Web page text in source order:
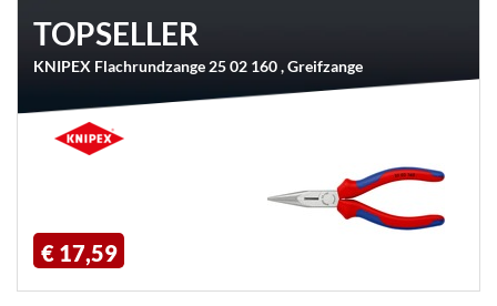
TOPSELLER
KNIPEX Flachrundzange 25 02 160 , Greifzange
€ 17,59